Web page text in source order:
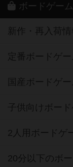
ボードゲー
新作・再入荷情
定番ボードゲ
国産ボードゲ
子供向けボー
2人用ボードゲ
20分以下のボ